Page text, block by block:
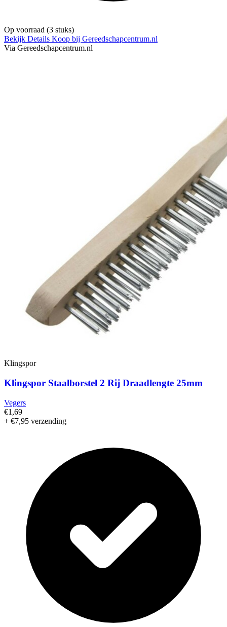
Op voorraad (3 stuks)
Bekijk Details Koop bij Gereedschapcentrum.nl
Via Gereedschapcentrum.nl
Klingspor
Klingspor Staalborstel 2 Rij Draadlengte 25mm
Vegers
€1,69
+ €7,95 verzending